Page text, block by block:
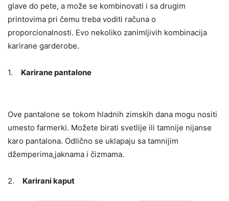
glave do pete, a može se kombinovati i sa drugim
printovima pri čemu treba voditi računa o
proporcionalnosti. Evo nekoliko zanimljivih kombinacija
karirane garderobe.
1. Karirane pantalone
Ove pantalone se tokom hladnih zimskih dana mogu nositi
umesto farmerki. Možete birati svetlije ili tamnije nijanse
karo pantalona. Odlično se uklapaju sa tamnijim
džemperima,jaknama i čizmama.
2. Karirani kaput